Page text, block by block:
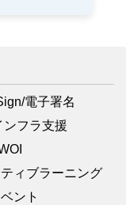
電子署名
ンフラ支援
ィブラーニング
ント